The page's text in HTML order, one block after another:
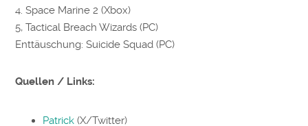
4. Space Marine 2 (Xbox)
5, Tactical Breach Wizards (PC)
Enttäuschung: Suicide Squad (PC)
Quellen / Links:
Patrick (X/Twitter)